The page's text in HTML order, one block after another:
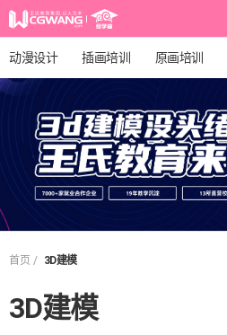
动漫设计 插画培训 原画培训
漫画设计 绘画教程 板绘培训
你在这里:
首页 3D建模
3D建模